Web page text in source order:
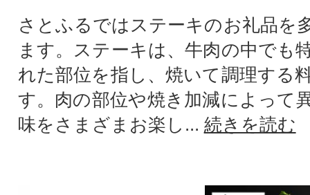
さとふるではステーキのお礼品を
ます。ステーキは、牛肉の中でも
れた部位を指し、焼いて調理する
す。肉の部位や焼き加減によって
味をさまざまお楽し... 続きを読む